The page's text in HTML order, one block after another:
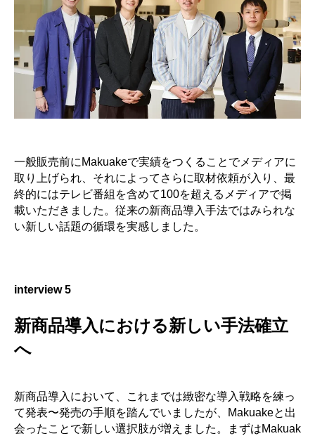
一般販売前にMakuakeで実績をつくることでメディアに
取り上げられ、それによってさらに取材依頼が入り、最
終的にはテレビ番組を含めて100を超えるメディアで掲
載いただきました。従来の新商品導入手法ではみられな
い新しい話題の循環を実感しました。
interview 5
新商品導入における新しい手法確立
へ
新商品導入において、これまでは緻密な導入戦略を練っ
て発表〜発売の手順を踏んでいましたが、Makuakeと出
会ったことで新しい選択肢が増えました。まずはMakuak